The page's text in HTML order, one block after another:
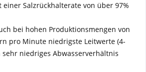
einer Salzrückhalterate von über 97%
bei hohen Produktionsmengen von
pro Minute niedrigste Leitwerte (4-
sehr niedriges Abwasserverhältnis